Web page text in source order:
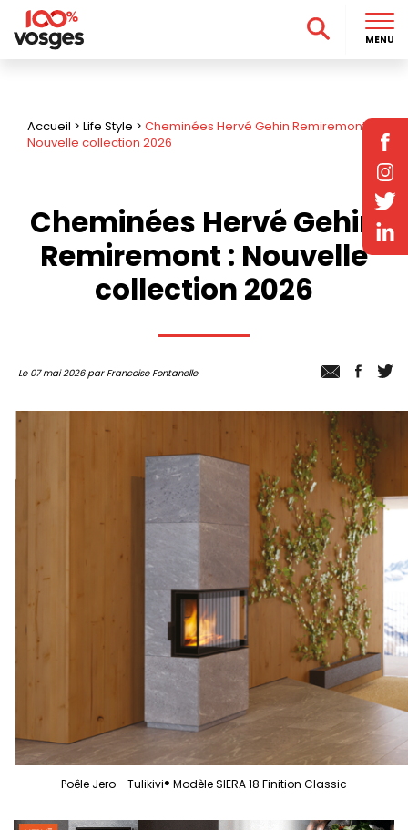
Accueil > Life Style > Cheminées Hervé Gehin Remiremont :
Nouvelle collection 2026
Cheminées Hervé Gehin
Remiremont : Nouvelle
collection 2026
Le 07 mai 2026 par Francoise Fontanelle
Poêle Jero - Tulikivi® Modèle SIERA 18 Finition Classic
MENU